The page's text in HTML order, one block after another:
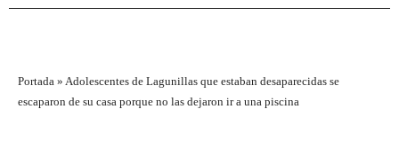
Portada» Adolescentes de Lagunillas que estaban desaparecidas se
escaparon de su casa porque no las dejaron ir a una piscina